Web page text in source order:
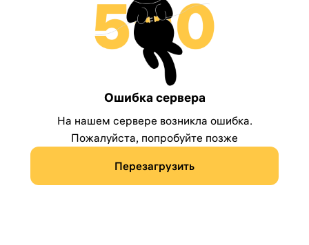
Ошибка сервера
На нашем сервере возникла ошибка.
Пожалуйста, попробуйте позже
Перезагрузить